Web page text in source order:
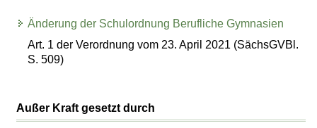
Änderung der Schulordnung Berufliche Gymnasien
Art. 1 der Verordnung vom 23. April 2021 (SächsGVBl.
S. 509)
Außer Kraft gesetzt durch